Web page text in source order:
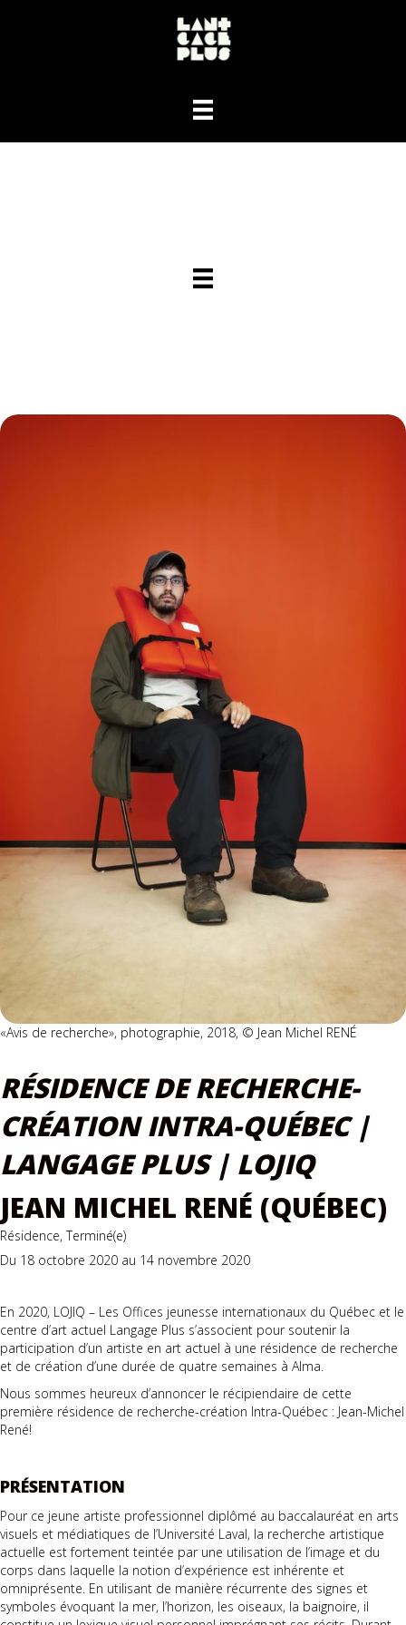
«Avis de recherche», photographie, 2018, ©️ Jean Michel RENÉ
RÉSIDENCE DE RECHERCHE-
CRÉATION INTRA-QUÉBEC |
LANGAGE PLUS | LOJIQ
JEAN MICHEL RENÉ (QUÉBEC)
Résidence, Terminé(e)
Du 18 octobre 2020 au 14 novembre 2020
En 2020, LOJIQ – Les Offices jeunesse internationaux du Québec et le
centre d’art actuel Langage Plus s’associent pour soutenir la
participation d’un artiste en art actuel à une résidence de recherche
et de création d’une durée de quatre semaines à Alma.
Nous sommes heureux d’annoncer le récipiendaire de cette
première résidence de recherche-création Intra-Québec : Jean-Michel
René!
PRÉSENTATION
Pour ce jeune artiste professionnel diplômé au baccalauréat en arts
visuels et médiatiques de l’Université Laval, la recherche artistique
actuelle est fortement teintée par une utilisation de l’image et du
corps dans laquelle la notion d’expérience est inhérente et
omniprésente. En utilisant de manière récurrente des signes et
symboles évoquant la mer, l’horizon, les oiseaux, la baignoire, il